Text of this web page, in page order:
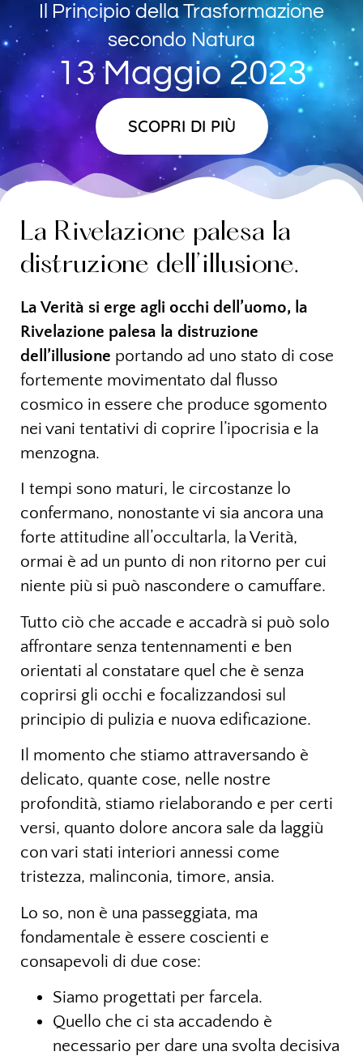
Il Principio della Trasformazione
secondo Natura
13 Maggio 2023
SCOPRI DI PIÙ
La Rivelazione palesa la
distruzione dell’illusione.
La Verità si erge agli occhi dell’uomo, la
Rivelazione palesa la distruzione
dell’illusione portando ad uno stato di cose
fortemente movimentato dal flusso
cosmico in essere che produce sgomento
nei vani tentativi di coprire l’ipocrisia e la
menzogna.
I tempi sono maturi, le circostanze lo
confermano, nonostante vi sia ancora una
forte attitudine all’occultarla, la Verità,
ormai è ad un punto di non ritorno per cui
niente più si può nascondere o camuffare.
Tutto ciò che accade e accadrà si può solo
affrontare senza tentennamenti e ben
orientati al constatare quel che è senza
coprirsi gli occhi e focalizzandosi sul
principio di pulizia e nuova edificazione.
Il momento che stiamo attraversando è
delicato, quante cose, nelle nostre
profondità, stiamo rielaborando e per certi
versi, quanto dolore ancora sale da laggiù
con vari stati interiori annessi come
tristezza, malinconia, timore, ansia.
Lo so, non è una passeggiata, ma
fondamentale è essere coscienti e
consapevoli di due cose:
Siamo progettati per farcela.
Quello che ci sta accadendo è
necessario per dare una svolta decisiva